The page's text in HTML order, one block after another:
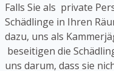
Falls Sie als private
Schädlinge in Ihren
dazu, uns als
beseitigen die
uns darum, dass sie